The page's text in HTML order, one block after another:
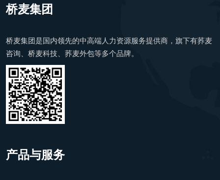
桥麦集团
桥麦集团是国内领先的中高端人力资源服务提供商，旗下有荞麦
咨询、桥麦科技、荞麦外包等多个品牌。
产品与服务